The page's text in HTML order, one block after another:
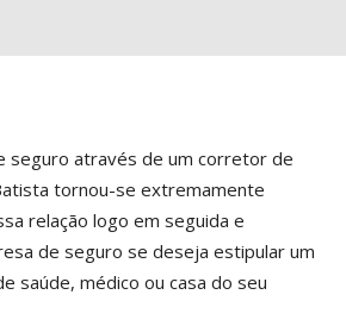
seguro através de um corretor de
tornou-se extremamente
relação logo em seguida e
de seguro se deseja estipular um
saúde, médico ou casa do seu